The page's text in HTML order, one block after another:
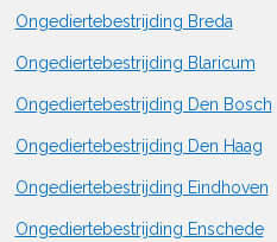
Ongediertebestrijding Breda
Ongediertebestrijding Blaricum
Ongediertebestrijding Den Bosch
Ongediertebestrijding Den Haag
Ongediertebestrijding Eindhoven
Ongediertebestrijding Enschede